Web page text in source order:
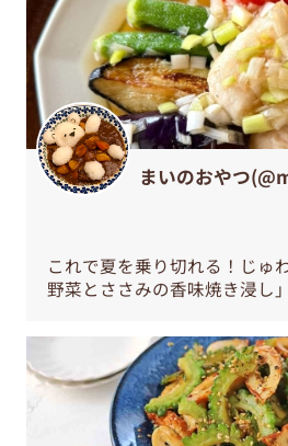
まいのおやつ
これで夏を乗り切れる！じゅ
野菜とささみの香味焼き浸し」